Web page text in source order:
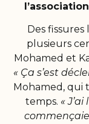
Des
plusieurs
Mohamed et
« Ça s’est
Mohamed, qui
temps. «